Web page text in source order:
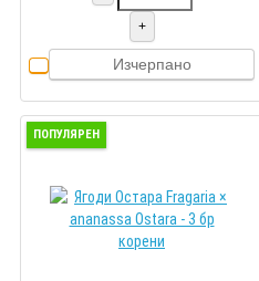
+
Изчерпано
ПОПУЛЯРЕН